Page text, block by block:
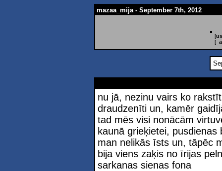
mazaa_mija - September 7th, 2012
[
[
nu jā, nezinu vairs ko
draudzenīti un, kamēr
tad mēs visi nonācām
kaunā grieķietei,
man nelikās īsts un, tāpēc
bija viens zaķis no īrijas
sarkanas sienas fona